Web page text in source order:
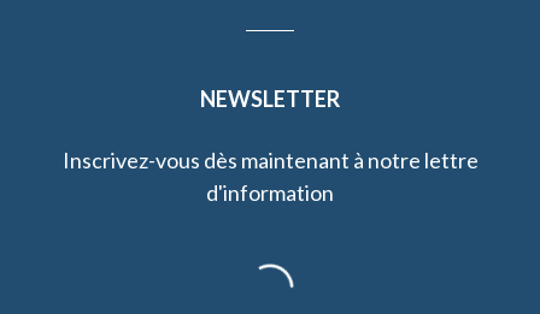
NEWSLETTER
Inscrivez-vous dès maintenant à notre lettre
d'information